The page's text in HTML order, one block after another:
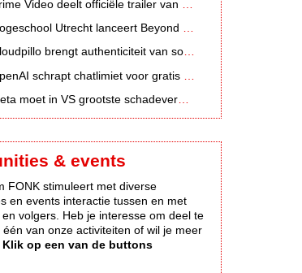
Video deelt officiële trailer van L*VE KLEINE
Utrecht lanceert Beyond Campus binnen International Creative Business
brengt authenticiteit van social naar tv
schrapt chatlimiet voor gratis ChatGPT-gebruikers
moet in VS grootste schadevergoeding ooit betalen: 567 miljoen dollar
& events
FONK stimuleert met diverse
en events interactie tussen en met
volgers. Heb je interesse om deel te
één van onze activiteiten of wil je meer
Klik op een van de buttons